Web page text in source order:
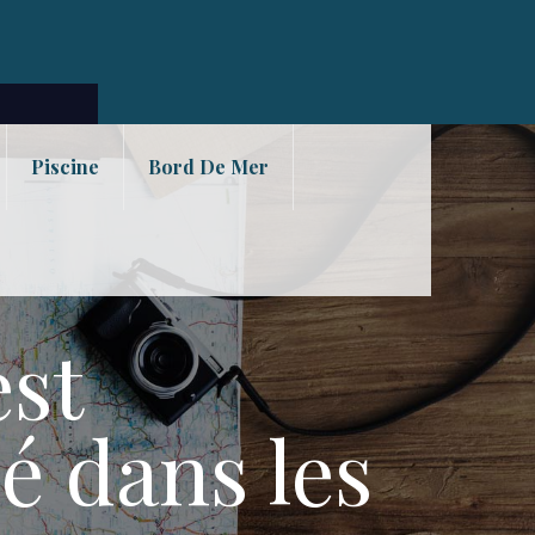
Piscine Bord De Mer
dans les